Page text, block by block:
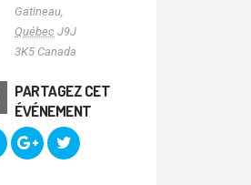
Gatineau,
Québec J9J
3K5 Canada
PARTAGEZ CET
ÉVÉNEMENT